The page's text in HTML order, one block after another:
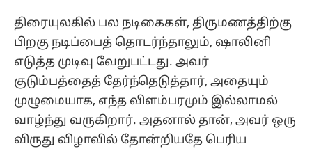
திரையுலகில் பல நடிகைகள், திருமணத்திற்கு
பிறகு நடிப்பைத் தொடர்ந்தாலும், ஷாலினி
எடுத்த முடிவு வேறுபட்டது. அவர்
குடும்பத்தைத் தேர்ந்தெடுத்தார், அதையும்
முழுமையாக, எந்த விளம்பரமும் இல்லாமல்
வாழ்ந்து வருகிறார். அதனால் தான், அவர் ஒரு
விருது விழாவில் தோன்றியதே பெரிய